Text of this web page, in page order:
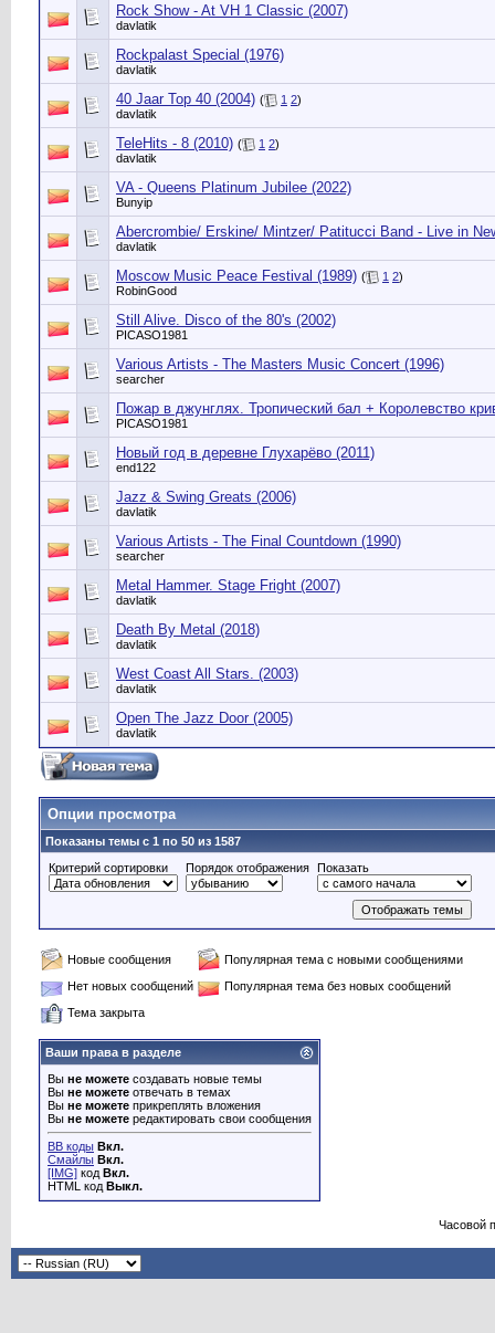
Rock Show - At VH 1 Classic (2007)
davlatik
Rockpalast Special (1976)
davlatik
40 Jaar Top 40 (2004) ( 1 2)
davlatik
TeleHits - 8 (2010) ( 1 2)
davlatik
VA - Queens Platinum Jubilee (2022)
Bunyip
Abercrombie/ Erskine/ Mintzer/ Patitucci Band - Live in
davlatik
Moscow Music Peace Festival (1989) ( 1 2)
RobinGood
Still Alive. Disco of the 80's (2002)
PICASO1981
Various Artists - The Masters Music Concert (1996)
searcher
Пожар в джунглях. Тропический бал + Королевство
PICASO1981
Новый год в деревне Глухарёво (2011)
end122
Jazz & Swing Greats (2006)
davlatik
Various Artists - The Final Countdown (1990)
searcher
Metal Hammer. Stage Fright (2007)
davlatik
Death By Metal (2018)
davlatik
West Coast All Stars. (2003)
davlatik
Open The Jazz Door (2005)
davlatik
Опции просмотра
Показаны темы с 1 по 50 из 1587
Критерий сортировки
Порядок отображения Показать
Новые сообщения
Популярная тема с новыми сообщениями
Нет новых сообщений
Популярная тема без новых сообщений
Тема закрыта
Ваши права в разделе
Вы не можете создавать новые темы
Вы не можете отвечать в темах
Вы не можете прикреплять вложения
Вы не можете редактировать свои сообщения
BB коды Вкл.
Смайлы Вкл.
[IMG] код Вкл.
HTML код Выкл.
Часовой